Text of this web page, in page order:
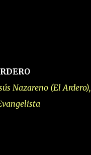
Nazareno (El Ardero),